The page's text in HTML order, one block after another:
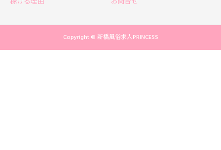
Copyright © 新橋風俗求人PRINCESS